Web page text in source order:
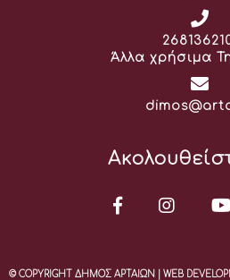
Άλλα χρήσιμα
Email:
© COPYRIGHT ΔΗΜΟΣ ΑΡΤΑΙΩΝ | WEB